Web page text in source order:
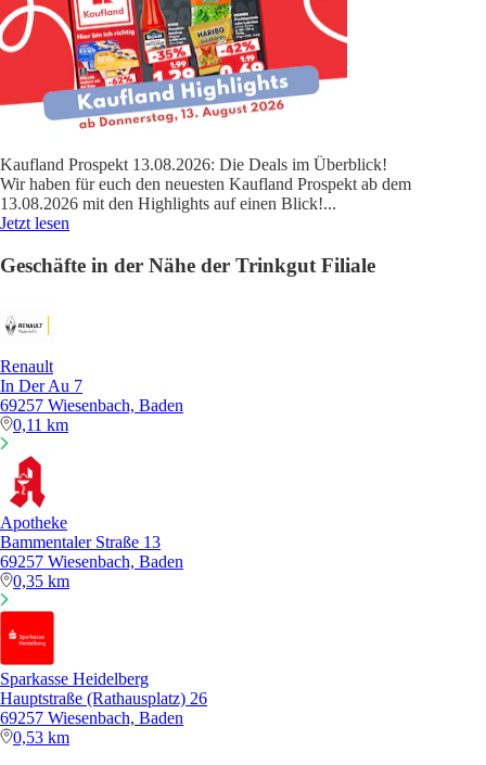
Kaufland Prospekt 13.08.2026: Die Deals im Überblick!
Wir haben für euch den neuesten Kaufland Prospekt ab dem
13.08.2026 mit den Highlights auf einen Blick!...
Jetzt lesen
Geschäfte in der Nähe der Trinkgut Filiale
Renault
In Der Au 7
69257 Wiesenbach, Baden
0,11 km
Apotheke
Bammentaler Straße 13
69257 Wiesenbach, Baden
0,35 km
Sparkasse Heidelberg
Hauptstraße (Rathausplatz) 26
69257 Wiesenbach, Baden
0,53 km